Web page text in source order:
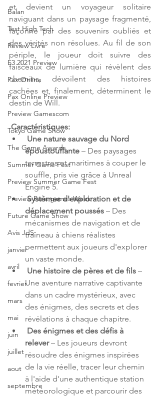
Balan
Test High Tech
Review Livre
E3 2021 Preview
Pax Online
Pax Online Preview
Preview Gamescom
Tokyo Game Show
The Game Awards
Summer Game Fest
Preview Summer Game Fest
Preview Paris games Week
Future Game Show
Avis JdS
janvier
avril
fevrier
mars
mai
juin
juillet
aout
septembre
et devient un voyageur solitaire
naviguant dans un paysage fragmenté,
façonné par des souvenirs oubliés et
des vérités non résolues. Au fil de son
périple, le joueur doit suivre des
faisceaux de lumière qui révèlent des
chemins, dévoilent des histoires
cachées et, finalement, déterminent le
destin de Will.
Caractéristiques:
Une nature sauvage du Nord
époustouflante – Des paysages
terrestres et maritimes à couper le
souffle, pris vie grâce à Unreal
Engine 5.
Systèmes d'exploration et de
déplacement poussés – Des
mécanismes de navigation et de
traîneau à chiens réalistes
permettent aux joueurs d'explorer
un vaste monde.
Une histoire de pères et de fils –
Une aventure narrative captivante
dans un cadre mystérieux, avec
des énigmes, des secrets et des
révélations à chaque chapitre.
Des énigmes et des défis à
relever – Les joueurs devront
résoudre des énigmes inspirées
de la vie réelle, tracer leur chemin
à l'aide d'une authentique station
météorologique et parcourir des